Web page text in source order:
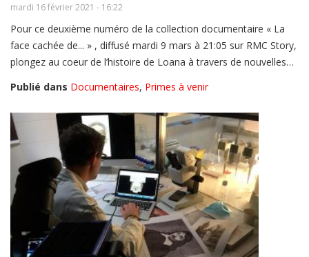
mardi 16 février 2021 - 16:22
Pour ce deuxième numéro de la collection documentaire « La
face cachée de... » , diffusé mardi 9 mars à 21:05 sur RMC Story,
plongez au coeur de l’histoire de Loana à travers de nouvelles…
Publié dans Documentaires, Primes à venir